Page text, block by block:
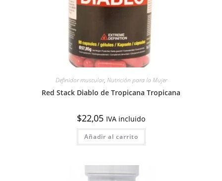
Definidor muscular, Nutrición para la Mujer
Red Stack Diablo de Tropicana Tropicana
$22,05 IVA incluido
Añadir al carrito